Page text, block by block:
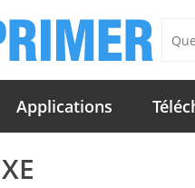
Applications